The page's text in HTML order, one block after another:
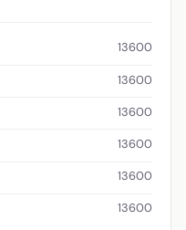
13600
13600
13600
13600
13600
13600